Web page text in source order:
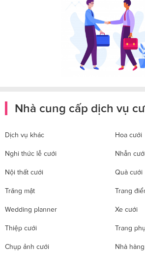
Nhà cung cấp dịch vụ
Dịch vụ khác Hoa cưới
Nghi thức lễ cưới Nhẫn
Nội thất cưới Quà cưới
Trăng mật Trang
Wedding planner Xe cưới
Thiệp cưới Trang
Chụp ảnh cưới Nhà